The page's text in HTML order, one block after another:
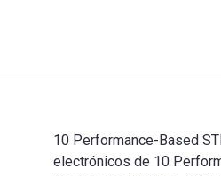
10 Performance-Based
electrónicos de 10